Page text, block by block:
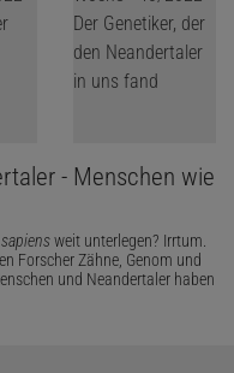
- Menschen wie
weit unterlegen? Irrtum.
Forscher Zähne, Genom und
und Neandertaler haben